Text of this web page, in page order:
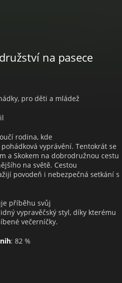
na pasece
pro děti a mládež
rodina, kde
vyprávění. Tentokrát se
a Skokem na dobrodružnou cestu
na světě. Cestou
povodeň i nebezpečná setkání s
příběhu svůj
vypravěčský styl, díky kterému
večerníčky.
: 82 %